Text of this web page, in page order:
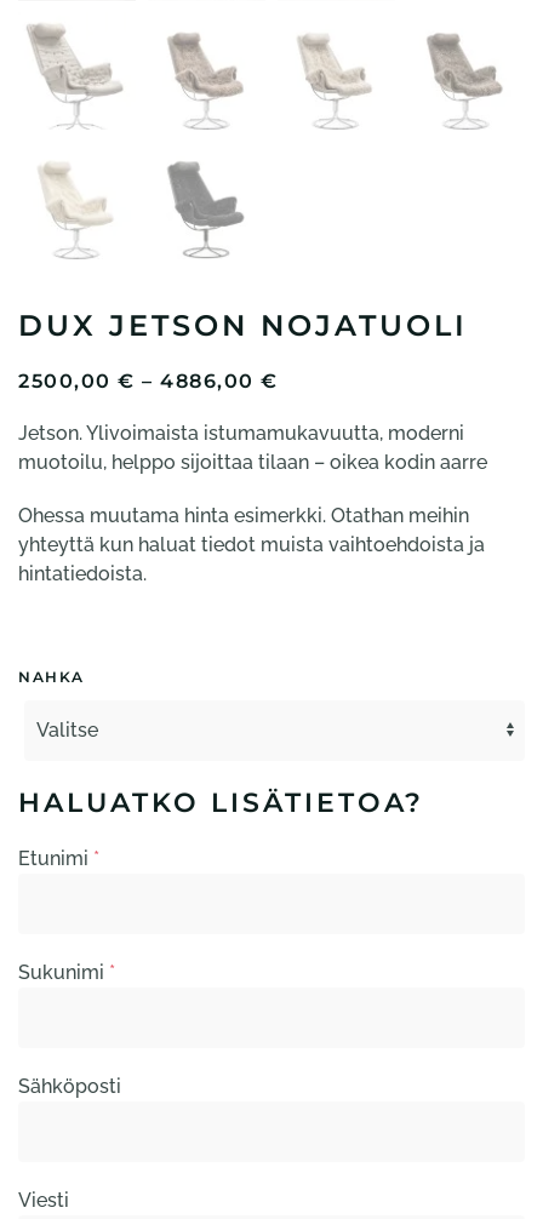
DUX JETSON NOJATUOLI
2500,00 € – 4886,00 €
-
4886,00 €
Jetson. Ylivoimaista istumamukavuutta, moderni
muotoilu, helppo sijoittaa tilaan – oikea kodin aarre
Ohessa muutama hinta esimerkki. Otathan meihin
yhteyttä kun haluat tiedot muista vaihtoehdoista ja
hintatiedoista.
NAHKA
HALUATKO LISÄTIETOA?
Etunimi *
Sukunimi *
Sähköposti
Viesti